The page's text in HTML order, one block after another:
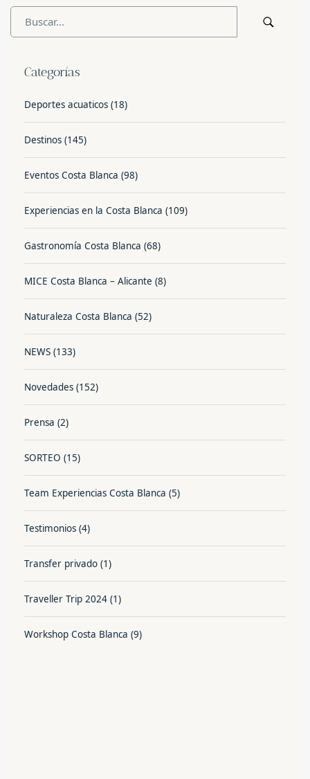
Categorías
Deportes acuaticos (18)
Destinos (145)
Eventos Costa Blanca (98)
Experiencias en la Costa Blanca (109)
Gastronomía Costa Blanca (68)
MICE Costa Blanca – Alicante (8)
Naturaleza Costa Blanca (52)
NEWS (133)
Novedades (152)
Prensa (2)
SORTEO (15)
Team Experiencias Costa Blanca (5)
Testimonios (4)
Transfer privado (1)
Traveller Trip 2024 (1)
Workshop Costa Blanca (9)